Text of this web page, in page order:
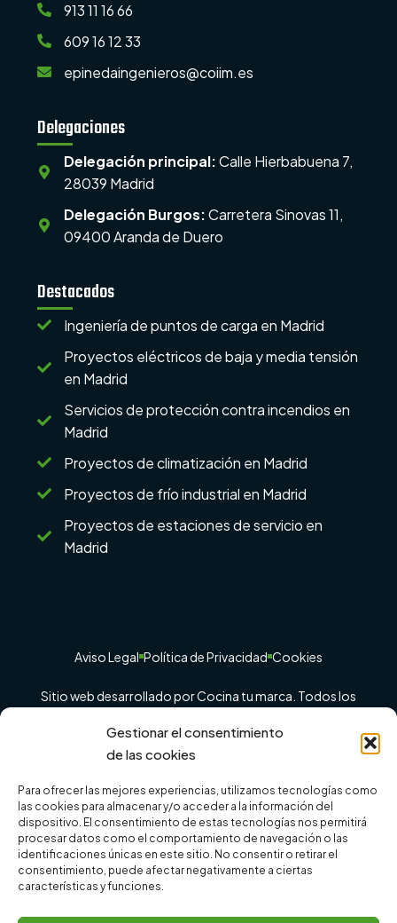
Gestionar el consentimiento
de las cookies
Para ofrecer las mejores experiencias, utilizamos tecnologías como
las cookies para almacenar y/o acceder a la información del
dispositivo. El consentimiento de estas tecnologías nos permitirá
procesar datos como el comportamiento de navegación o las
identificaciones únicas en este sitio. No consentir o retirar el
consentimiento, puede afectar negativamente a ciertas
características y funciones.
913 11 16 66
609 16 12 33
epinedaingenieros@coiim.es
Delegaciones
Delegación principal:Calle Hierbabuena 7,
28039 Madrid
Delegación Burgos:Carretera Sinovas 11,
09400 Aranda de Duero
Destacados
Ingeniería de puntos de carga en Madrid
Proyectos eléctricos de baja y media tensión
en Madrid
Servicios de protección contra incendios en
Madrid
Proyectos de climatización en Madrid
Proyectos de frío industrial en Madrid
Proyectos de estaciones de servicio en
Madrid
Aviso Legal Política de Privacidad Cookies
Sitio web desarrollado por Cocina tu marca. Todos los